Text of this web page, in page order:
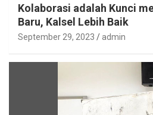
Kolaborasi adalah Kunci
Baru, Kalsel Lebih Baik
September 29, 2023 admin